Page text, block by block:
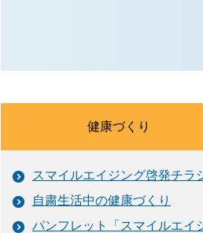
健康づくり
スマイルエイジング啓発チラ
自粛生活中の健康づくり
パンフレット「スマイルエイ